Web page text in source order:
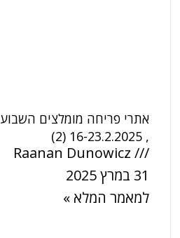
אתרי פריחה מומלצים השבוע
, 16-23.2.2025 (2)
Raanan Dunowicz
31 במרץ 2025
למאמר המלא »